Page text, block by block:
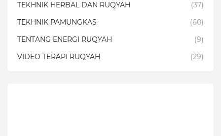
TEKHNIK HERBAL DAN RUQYAH
(37)
TEKHNIK PAMUNGKAS
(60)
TENTANG ENERGI RUQYAH
(9)
VIDEO TERAPI RUQYAH
(29)